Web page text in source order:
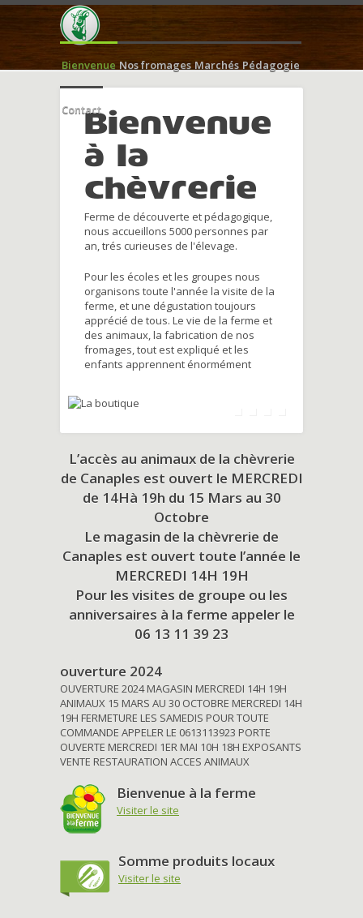
Bienvenue Nos fromages Marchés Pédagogie
ContactBienvenue
à la
chèvrerie
Ferme de découverte et pédagogique,
nous accueillons 5000 personnes par
an, trés curieuses de l'élevage.
Pour les écoles et les groupes nous
organisons toute l'année la visite de la
ferme, et une dégustation toujours
apprécié de tous. Le vie de la ferme et
des animaux, la fabrication de nos
fromages, tout est expliqué et les
enfants apprennent énormément
L’accès au animaux de la chèvrerie
de Canaples est ouvert le MERCREDI
de 14Hà 19h du 15 Mars au 30
Octobre
Le magasin de la chèvrerie de
Canaples est ouvert toute l’année le
MERCREDI 14H 19H
Pour les visites de groupe ou les
anniversaires à la ferme appeler le
06 13 11 39 23
ouverture 2024
OUVERTURE 2024 MAGASIN MERCREDI 14H 19H
ANIMAUX 15 MARS AU 30 OCTOBRE MERCREDI 14H
19H FERMETURE LES SAMEDIS POUR TOUTE
COMMANDE APPELER LE 0613113923 PORTE
OUVERTE MERCREDI 1ER MAI 10H 18H EXPOSANTS
VENTE RESTAURATION ACCES ANIMAUX
Bienvenue à la ferme
Visiter le site
Somme produits locaux
Visiter le site